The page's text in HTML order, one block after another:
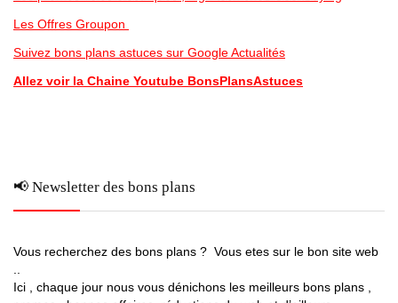
Les Offres Groupon
Suivez bons plans astuces sur Google Actualités
Allez voir la Chaine Youtube BonsPlansAstuces
📢 Newsletter des bons plans
Vous recherchez des bons plans ? Vous etes sur le bon site web
Ici , chaque jour nous vous dénichons les meilleurs bons plans ,